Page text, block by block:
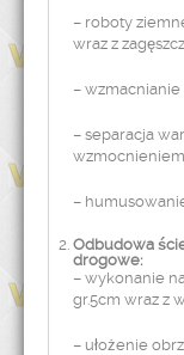
– roboty
wraz z
–
– separacja
–
Odbudowa
drogowe:
– wykonanie
gr.5cm wraz z
– ułożenie